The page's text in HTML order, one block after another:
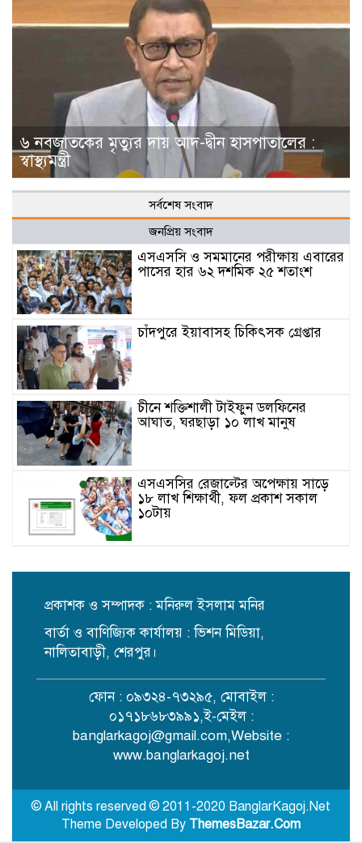
৬ নবজাতকের মৃত্যুর দায় আদ-দ্বীন হাসপাতালের :
স্বাস্থ্যমন্ত্রী
সর্বশেষ সংবাদ
জনপ্রিয় সংবাদ
এসএসসি ও সমমানের পরীক্ষায় এবারের
পাসের হার ৬২ দশমিক ২৫ শতাংশ
চাঁদপুরে ইয়াবাসহ চিকিৎসক গ্রেপ্তার
চীনে শক্তিশালী টাইফুন ডলফিনের
আঘাত, ঘরছাড়া ১০ লাখ মানুষ
এসএসসির রেজাল্টের অপেক্ষায় সাড়ে
১৮ লাখ শিক্ষার্থী, ফল প্রকাশ সকাল
১০টায়
পৌরসভা
মাদকবিরোধী প্রচারণায় শেরপুরে সুপার
কাপ ফুটবলের ফাইনাল
জাজিরায় বাঁশ কাটাকে কেন্দ্র করে
হামলা, নারীসহ আহত ৩
শেরপুরে বর্জ্য ব্যবস্থাপনা প্রকল্পের ভূমি
অধিগ্রহণের চেক বিতরণ
প্রকাশক ও সম্পাদক : মনিরুল ইসলাম মনির
বার্তা ও বাণিজ্যিক কার্যালয় : ভিশন মিডিয়া,
নালিতাবাড়ী, শেরপুর।
ফোন : ০৯৩২৪-৭৩২৯৫, মোবাইল :
০১৭১৮৬৮৩৯৯১,ই-মেইল :
banglarkagoj@gmail.com,Website :
www.banglarkagoj.net
© All rights reserved © 2011-2020 BanglarKagoj.Net
Theme Developed By ThemesBazar.Com